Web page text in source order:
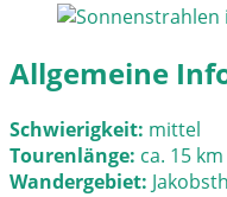
Allgemeine
Schwierigkeit: mittel
Tourenlänge: ca. 15 km
Wandergebiet: